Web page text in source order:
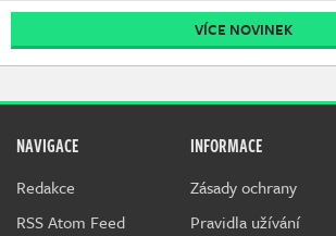
VÍCE NOVINEK
NAVIGACE
Redakce
RSS Atom Feed
INFORMACE
Zásady ochrany
Pravidla užívání